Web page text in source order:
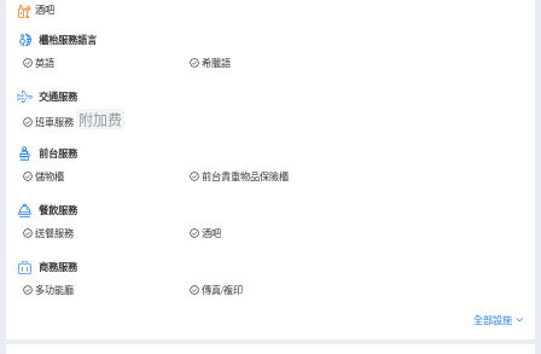
酒吧
櫃枱服務語言
英語 希臘語
交通服務
班車服務 附加费
前台服務
儲物櫃 前台貴重物品保險櫃
餐飲服務
送餐服務 酒吧
商務服務
多功能廳 傳真/複印
全部設施